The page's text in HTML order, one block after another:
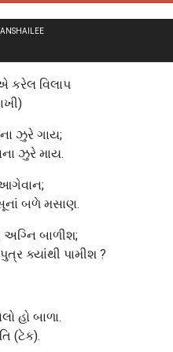
કરેલ વિલાપ
ઝુરે ગાય;
ઝુરે માય.
બળે મસાણ.
બાળીશ;
પુત્ર ક્યાંથી પામીશ ?
હો બાળા.
(ટેક).